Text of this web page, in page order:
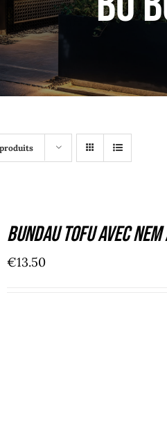
Bundau tofu avec
€13.50